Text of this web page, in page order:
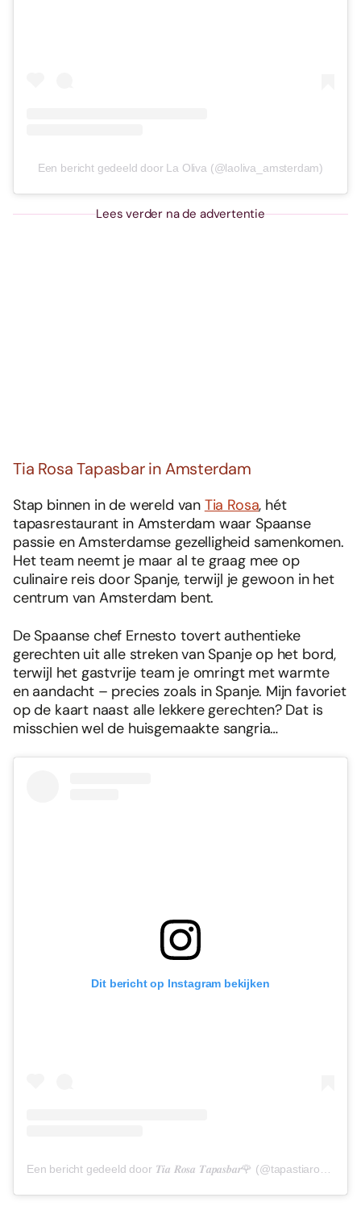
Een bericht gedeeld door La Oliva (@laoliva_amsterdam)
Lees verder na de advertentie
Tia Rosa Tapasbar in Amsterdam
Stap binnen in de wereld van Tia Rosa, hét
tapasrestaurant in Amsterdam waar Spaanse
passie en Amsterdamse gezelligheid samenkomen.
Het team neemt je maar al te graag mee op
culinaire reis door Spanje, terwijl je gewoon in het
centrum van Amsterdam bent.
De Spaanse chef Ernesto tovert authentieke
gerechten uit alle streken van Spanje op het bord,
terwijl het gastvrije team je omringt met warmte
en aandacht – precies zoals in Spanje. Mijn favoriet
op de kaart naast alle lekkere gerechten? Dat is
misschien wel de huisgemaakte sangria…
Dit bericht op Instagram bekijken
Een bericht gedeeld door 𝑻𝒊𝒂 𝑹𝒐𝒔𝒂 𝑻𝒂𝒑𝒂𝒔𝒃𝒂𝒓🌹 (@tapastiarosa)